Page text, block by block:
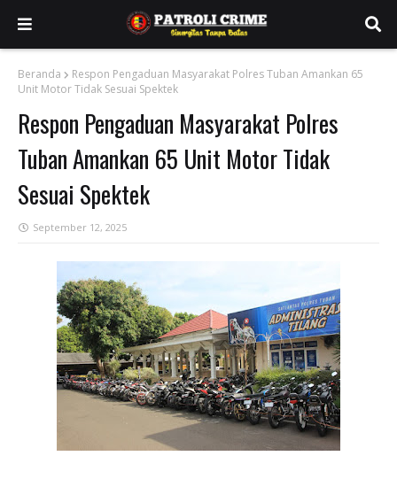
Beranda
Respon Pengaduan Masyarakat Polres Tuban Amankan 65
Unit Motor Tidak Sesuai Spektek
Respon Pengaduan Masyarakat Polres
Tuban Amankan 65 Unit Motor Tidak
Sesuai Spektek
September 12, 2025